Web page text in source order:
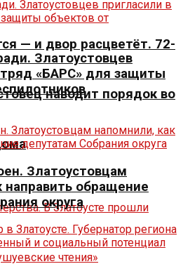
— и двор расцветёт. 72-
наводит порядок во
Златоустовцев
«БАРС» для защиты
Златоустовцам
направить обращение
округа